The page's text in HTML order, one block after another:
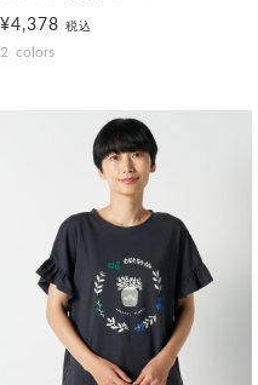
¥4,378 税込
2 colors